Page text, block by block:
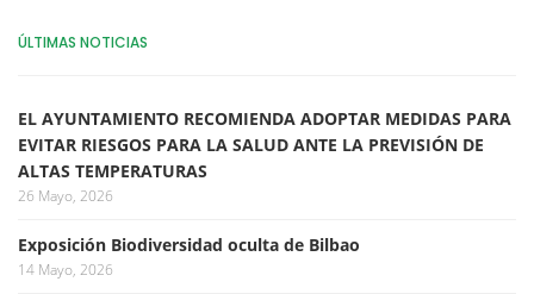
ÚLTIMAS NOTICIAS
EL AYUNTAMIENTO RECOMIENDA ADOPTAR MEDIDAS PARA
EVITAR RIESGOS PARA LA SALUD ANTE LA PREVISIÓN DE
ALTAS TEMPERATURAS
26 Mayo, 2026
Exposición Biodiversidad oculta de Bilbao
14 Mayo, 2026